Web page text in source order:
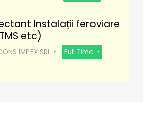
Instalații feroviare
etc)
IMPEX SRL
Full Time